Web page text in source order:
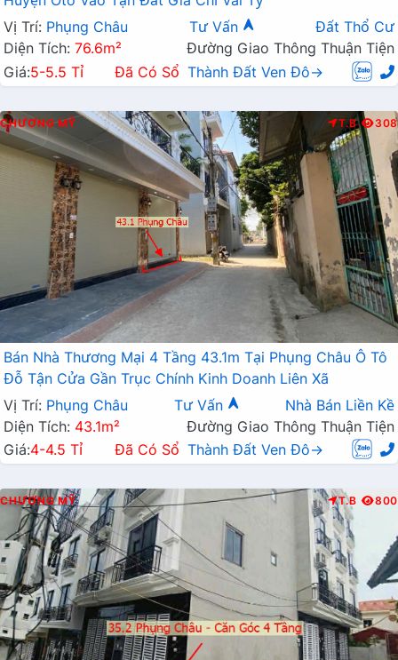
Vị Trí: Phụng Châu Tư Vấn
Đất Thổ Cư
Diện Tích: 76.6m²
Đường Giao Thông Thuận Tiện
Giá:5-5.5 Tỉ Đã Có Sổ Thành Đất Ven Đô→
CHƯƠNG MỸ T.B 308
Bán Nhà Thương Mại 4 Tầng 43.1m Tại Phụng Châu Ô Tô
Đỗ Tận Cửa Gần Trục Chính Kinh Doanh Liên Xã
Vị Trí: Phụng Châu Tư Vấn
Nhà Bán Liền Kề
Diện Tích: 43.1m²
Đường Giao Thông Thuận Tiện
Giá:4-4.5 Tỉ Đã Có Sổ Thành Đất Ven Đô→
CHƯƠNG MỸ T.B 800